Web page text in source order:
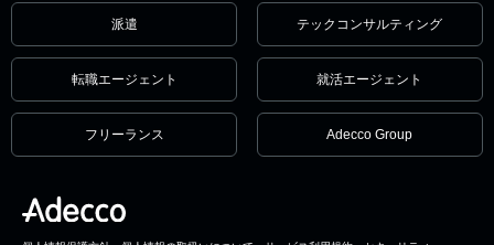
派遣 テックコンサルティング
転職エージェント 就活エージェント
フリーランス Adecco Group